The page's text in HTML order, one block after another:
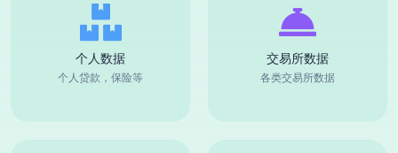
个人数据
个人贷款，保险等
交易所数据
各类交易所数据